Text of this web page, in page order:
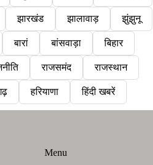
झारखंड झालावाड़ झुंझुनू
बारां बांसवाड़ा बिहार
राजसमंद राजस्थान
हरियाणा हिंदी खबरें
Menu